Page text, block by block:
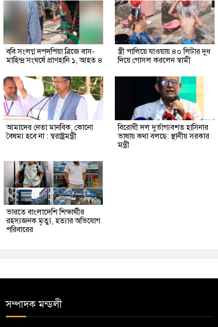
ববি সংলগ্ন দপদপিয়া ব্রিজে বাস-
মাহিন্দ্র সংঘর্ষে প্রাণহানি ১, আহত ৪
স্ত্রী পালিয়ে যাওয়ায় ৪০ লিটার দুধ
দিয়ে গোসল করলেন স্বামী
আমাদের নেতা মানবিক, কোনো
বৈষম্য হবে না : স্বরাষ্ট্রমন্ত্রী
বিরোধী দল দুর্ভাগ্যবশত হাসিনার
ভাষায় কথা বলছে: স্থানীয় সরকার
মন্ত্রী
ভারতে বাংলাদেশি শিক্ষার্থীর
রহস্যজনক মৃত্যু, হত্যার অভিযোগ
পরিবারের
সম্পাদক মন্ডলী